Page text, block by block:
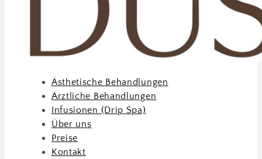
Ästhetische Behandlungen
Ärztliche Behandlungen
Infusionen (Drip Spa)
Über uns
Preise
Kontakt